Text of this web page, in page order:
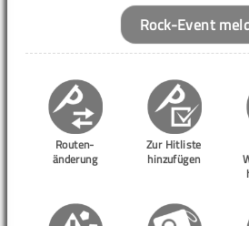
Rock-Event
Routen-
änderung
Zur Hitliste
hinzufügen